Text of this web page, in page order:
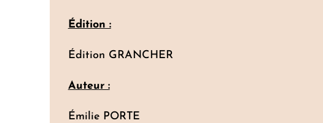
Édition :
Édition GRANCHER
Auteur :
Émilie PORTE